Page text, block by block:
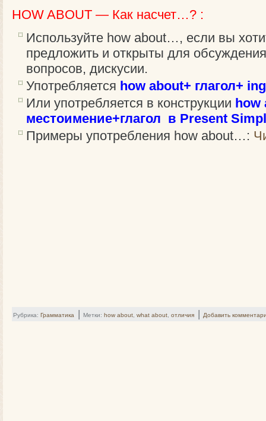
HOW ABOUT — Как насчет…? :
Используйте how about…, если вы
предложить и открыты для
вопросов, дискусии.
Употребляется how about+ глагол+
Или употребляется в конструкции how
местоимение+глагол в Present
Примеры употребления how about…:
Рубрика: Грамматика | Метки: how about what about отличия | Добавить